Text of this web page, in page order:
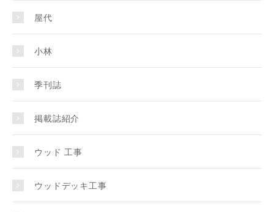
屋代
小林
季刊誌
掲載誌紹介
ウッド 工事
ウッドデッキ工事